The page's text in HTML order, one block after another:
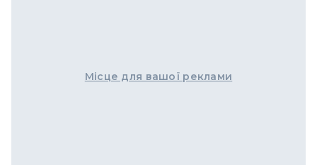
Місце для вашої реклами